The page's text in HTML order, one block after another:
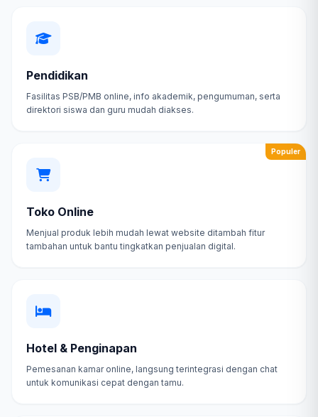
Pendidikan
Fasilitas PSB/PMB online, info akademik, pengumuman, serta
direktori siswa dan guru mudah diakses.
Populer
Toko Online
Menjual produk lebih mudah lewat website ditambah fitur
tambahan untuk bantu tingkatkan penjualan digital.
Hotel & Penginapan
Pemesanan kamar online, langsung terintegrasi dengan chat
untuk komunikasi cepat dengan tamu.